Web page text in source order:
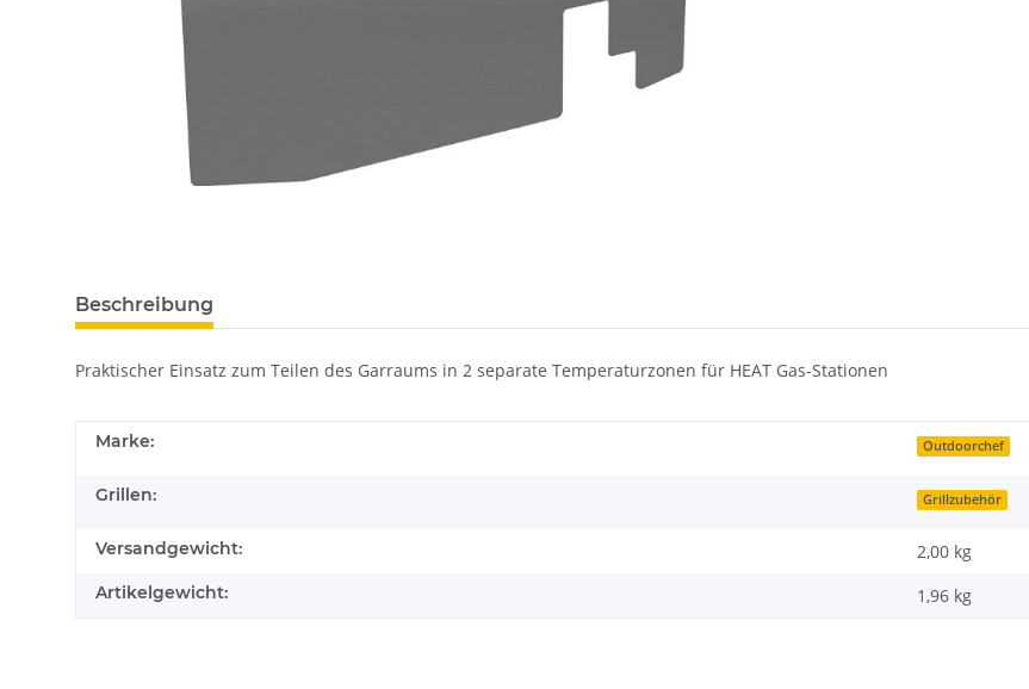
Beschreibung
Praktischer Einsatz zum Teilen des Garraums in 2 separate Temperaturzonen für HEAT Gas-Stationen
Marke: Outdoorchef
Grillen: Grillzubehör
Versandgewicht: 2,00 kg
Artikelgewicht: 1,96 kg